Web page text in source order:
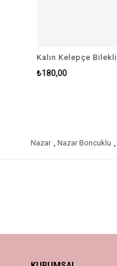
Kalın Kelepçe Bileklik
₺180,00
Nazar , Nazar Boncuklu ,